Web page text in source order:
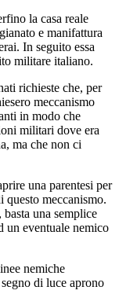
la casa reale
e manifattura
In seguito essa
militare italiano.
richieste che, per
meccanismo
in modo che
militari dove era
ma che non ci
una parentesi per
questo meccanismo.
una semplice
un eventuale nemico
nemiche
di luce aprono